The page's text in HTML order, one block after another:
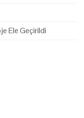
Ele Geçirildi